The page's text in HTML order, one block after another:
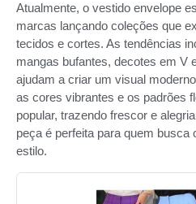
Atualmente, o vestido envelope
marcas lançando coleções que
tecidos e cortes. As tendências
mangas bufantes, decotes em V
ajudam a criar um visual
as cores vibrantes e os padrões
popular, trazendo frescor e
peça é perfeita para quem busca
estilo.